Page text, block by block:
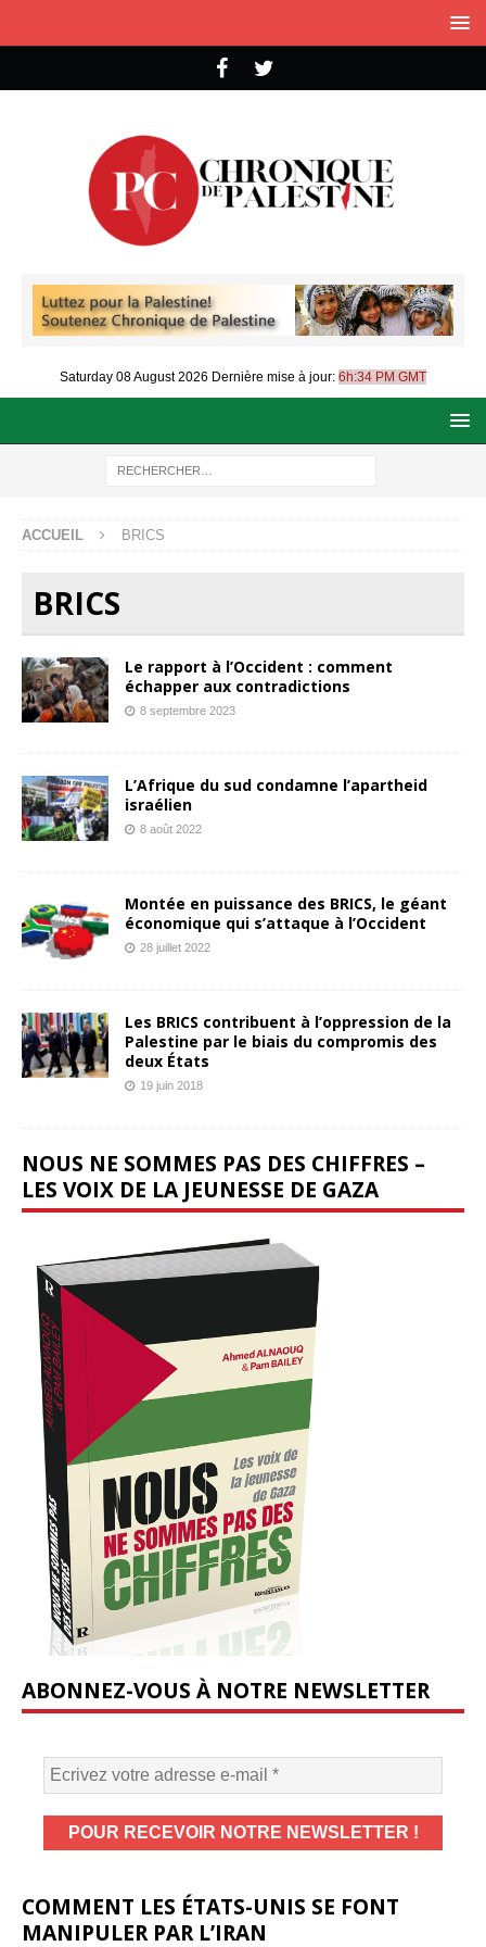
Saturday 08 August 2026 Dernière mise à jour: 6h:34 PM GMT
ACCUEIL BRICS
BRICS
Le rapport à l’Occident : comment
échapper aux contradictions
8 septembre 2023
L’Afrique du sud condamne l’apartheid
israélien
8 août 2022
Montée en puissance des BRICS, le géant
économique qui s’attaque à l’Occident
28 juillet 2022
Les BRICS contribuent à l’oppression de la
Palestine par le biais du compromis des
deux États
19 juin 2018
NOUS NE SOMMES PAS DES CHIFFRES –
LES VOIX DE LA JEUNESSE DE GAZA
ABONNEZ-VOUS À NOTRE NEWSLETTER
COMMENT LES ÉTATS-UNIS SE FONT
MANIPULER PAR L’IRAN